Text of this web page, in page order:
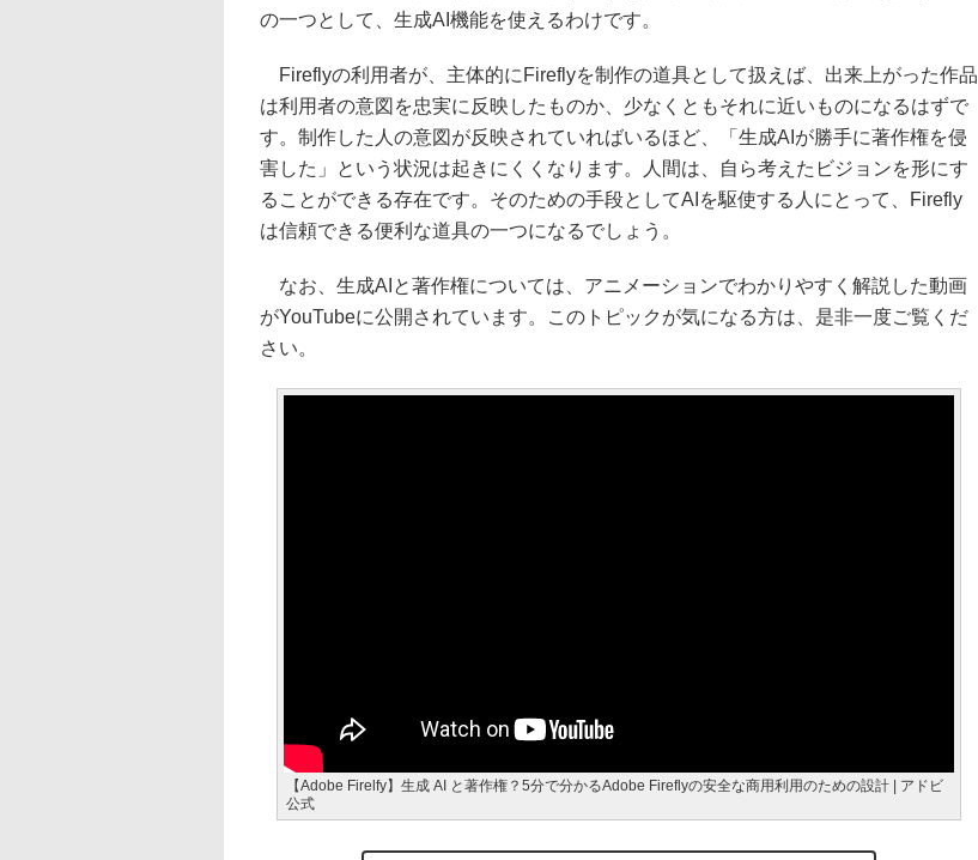
の一つとして、生成AI機能を使えるわけです。
Fireflyの利用者が、主体的にFireflyを制作の道具として扱えば、出来上がった作品
は利用者の意図を忠実に反映したものか、少なくともそれに近いものになるはずで
す。制作した人の意図が反映されていればいるほど、「生成AIが勝手に著作権を侵
害した」という状況は起きにくくなります。人間は、自ら考えたビジョンを形にす
ることができる存在です。そのための手段としてAIを駆使する人にとって、Firefly
は信頼できる便利な道具の一つになるでしょう。
なお、生成AIと著作権については、アニメーションでわかりやすく解説した動画
がYouTubeに公開されています。このトピックが気になる方は、是非一度ご覧くだ
さい。
【Adobe Firelfy】生成 AI と著作権？5分で分かるAdobe Fireflyの安全な商用利用のための設計 | アドビ
公式